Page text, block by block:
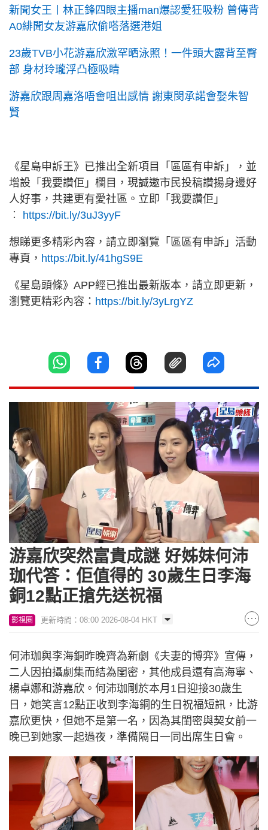
新聞女王丨林正鋒四眼主播man爆認愛狂吸粉 曾傳背
A0緋聞女友游嘉欣偷嗒落選港姐
23歲TVB小花游嘉欣激罕晒泳照！一件頭大露背至臀
部 身材玲瓏浮凸極吸睛
游嘉欣跟周嘉洛唔會咀出感情 謝東閔承諾會娶朱智
賢
《星島申訴王》已推出全新項目「區區有申訴」，並
增設「我要讚佢」欄目，現誠邀市民投稿讚揚身邊好
人好事，共建更有愛社區。立即「我要讚佢」
︰ https://bit.ly/3uJ3yyF
想睇更多精彩內容，請立即瀏覽「區區有申訴」活動
專頁， https://bit.ly/41hgS9E
《星島頭條》APP經已推出最新版本，請立即更新，
瀏覽更精彩內容： https://bit.ly/3yLrgYZ
Unmute Loaded:
10.27%
游嘉欣突然富貴成謎 好姊妹何沛
珈代答：佢值得的 30歲生日李海
銅12點正搶先送祝福
影視圈 更新時間：08:00 2026-08-04 HKT
何沛珈與李海銅昨晚齊為新劇《夫妻的博弈》宣傳，
二人因拍攝劇集而結為閨密，其他成員還有高海寧、
楊卓娜和游嘉欣。何沛珈剛於本月1日迎接30歲生
日，她笑言12點正收到李海銅的生日祝福短訊，比游
嘉欣更快，但她不是第一名，因為其閨密與契女前一
晚已到她家一起過夜，準備隔日一同出席生日會。